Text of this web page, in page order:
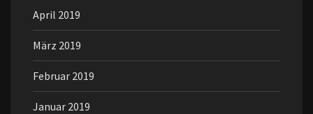
April 2019
März 2019
Februar 2019
Januar 2019